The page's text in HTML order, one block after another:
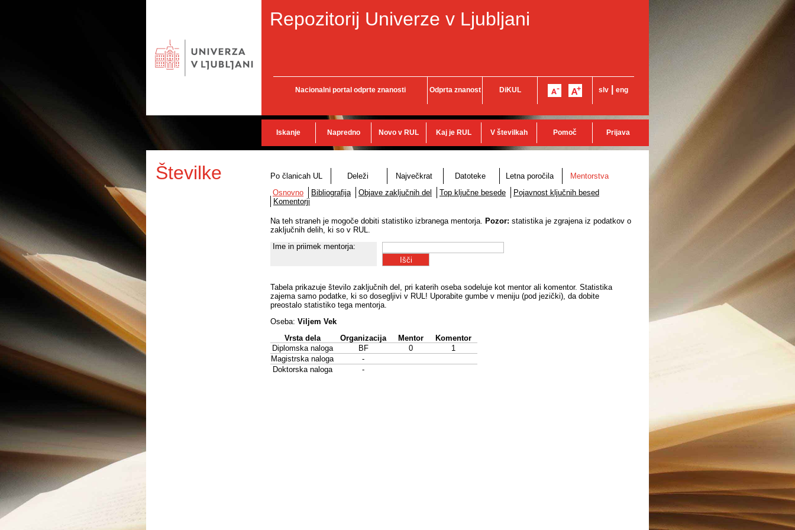
Repozitorij Univerze v Ljubljani
Nacionalni portal odprte znanosti Odprta znanost DiKUL slv eng
Iskanje Napredno Novo v RUL Kaj je RUL V številkah Pomoč Prijava
Številke Po članicah UL Deleži Največkrat Datoteke Letna poročila
Mentorstva
Osnovno
Bibliografija Objave zaključnih del Top ključne besede
Pojavnost ključnih besed
Komentorji
Na teh straneh je mogoče dobiti statistiko izbranega mentorja. Pozor: statistika je zgrajena iz podatkov o
zaključnih delih, ki so v RUL.
Ime in priimek mentorja:
Tabela prikazuje število zaključnih del, pri katerih oseba sodeluje kot mentor ali komentor. Statistika
zajema samo podatke, ki so dosegljivi v RUL! Uporabite gumbe v meniju (pod jezički), da dobite
preostalo statistiko tega mentorja.
Oseba: Viljem Vek
Vrsta dela
Organizacija Mentor
Komentor
Diplomska naloga
BF 0
1
Magistrska naloga
-
Doktorska naloga
-